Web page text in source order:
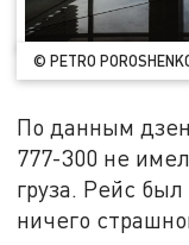
© PETRO
По данным
777-300 не
груза. Рейс
ничего